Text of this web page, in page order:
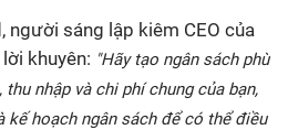
người sáng lập kiêm CEO của
khuyên: "Hãy tạo ngân sách phù
nhập và chi phí chung của bạn,
kế hoạch ngân sách để có thể điều